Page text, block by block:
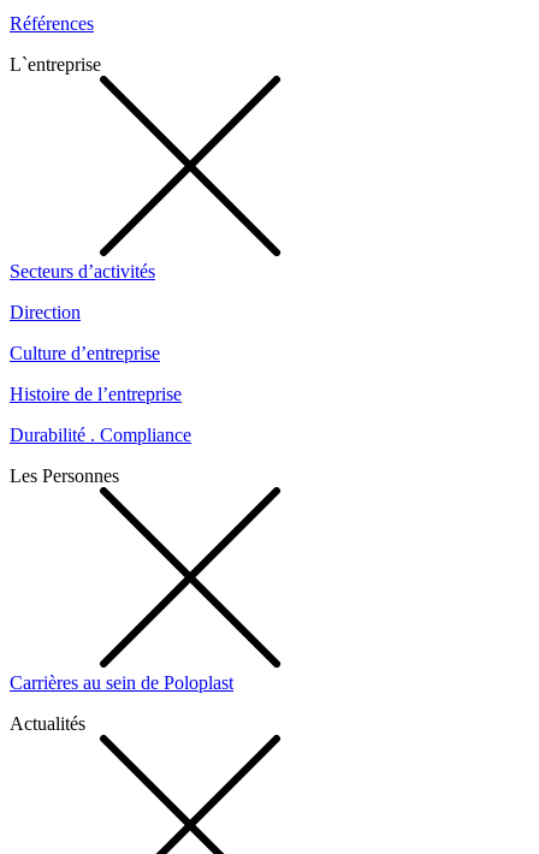
Références
L`entreprise
Secteurs d’activités
Direction
Culture d’entreprise
Histoire de l’entreprise
Durabilité . Compliance
Les Personnes
Carrières au sein de Poloplast
Actualités